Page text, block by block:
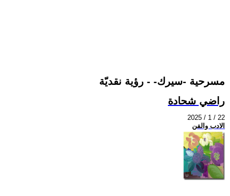
مسرحية -سيرك- - رؤية نقديّة
راضي شحادة
2025 / 1 / 22
الادب والفن